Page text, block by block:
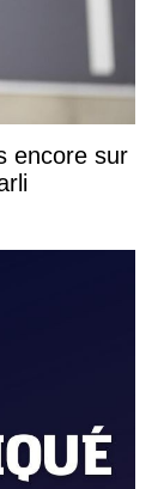
encore sur